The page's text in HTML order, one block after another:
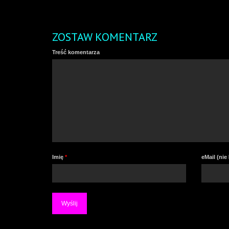
ZOSTAW KOMENTARZ
Treść komentarza
Imię * eMail